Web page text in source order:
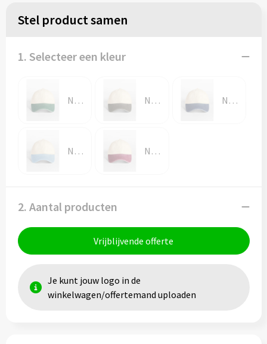
Stel product samen
1. Selecteer een kleur
Natural/Vintage Bottle Green Natural/Vintage Brown Natural/Vintage Denim
Natural/Vintage Light Blue Natural/Vintage Red
2. Aantal producten
Vrijblijvende offerte
Je kunt jouw logo in de
winkelwagen/offertemand uploaden